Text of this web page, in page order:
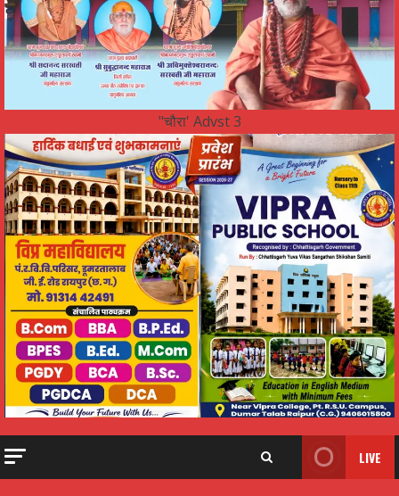
"चौरा' Advst 3
LIVE